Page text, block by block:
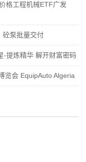
格工程机械ETF广发
砼泵批量交付
-提炼精华 解开财富密码
览会 EquipAuto Algeria